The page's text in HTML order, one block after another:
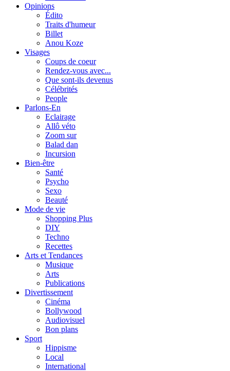
Opinions
Édito
Traits d'humeur
Billet
Anou Koze
Visages
Coups de coeur
Rendez-vous avec...
Que sont-ils devenus
Célébrités
People
Parlons-En
Eclairage
Allô véto
Zoom sur
Balad dan
Incursion
Bien-être
Santé
Psycho
Sexo
Beauté
Mode de vie
Shopping Plus
DIY
Techno
Recettes
Arts et Tendances
Musique
Arts
Publications
Divertissement
Cinéma
Bollywood
Audiovisuel
Bon plans
Sport
Hippisme
Local
International